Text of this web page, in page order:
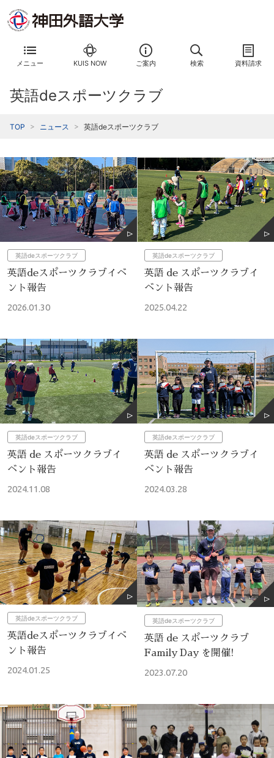
メニュー KUIS NOW ご案内 検索 資料請求
英語deスポーツクラブ
TOP ニュース 英語deスポーツクラブ
英語deスポーツクラブ
英語deスポーツクラブイベ
ント報告
2026.01.30
英語deスポーツクラブ
英語 de スポーツクラブイ
ベント報告
2025.04.22
英語deスポーツクラブ
英語 de スポーツクラブイ
ベント報告
2024.11.08
英語deスポーツクラブ
英語 de スポーツクラブイ
ベント報告
2024.03.28
英語deスポーツクラブ
英語deスポーツクラブイベ
ント報告
2024.01.25
英語deスポーツクラブ
英語 de スポーツクラブ
Family Day を開催!
2023.07.20